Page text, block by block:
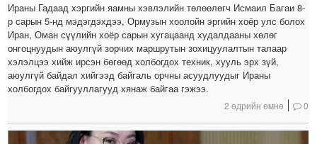
Ираны Гадаад хэргийн яамны хэвлэлийн төлөөлөгч Исмаил Багаи 8-
р сарын 5-нд мэдэгдэхдээ, Ормузын хоолойн эргийн хоёр улс болох
Иран, Оман сүүлийн хоёр сарын хугацаанд худалдааны хөлөг
онгоцнуудын аюулгүй зорчих маршрутын зохицуулалтын талаар
хэлэлцээ хийж ирсэн бөгөөд холбогдох техник, хууль эрх зүй,
аюулгүй байдал хийгээд байгаль орчны асуудлуудыг Ираны
холбогдох байгууллагууд хянаж байгаа гэжээ.
2 өдрийн өмнө 0